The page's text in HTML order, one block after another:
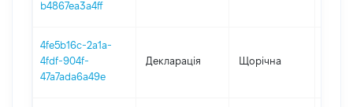
b4867ea3a4ff
4fe5b16c-2a1a-
4fdf-904f-
47a7ada6a49e
Декларація Щорічна